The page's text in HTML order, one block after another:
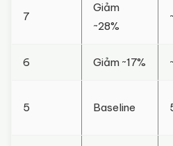
7
Giảm
~28%
6 Giảm ~17%
5 Baseline